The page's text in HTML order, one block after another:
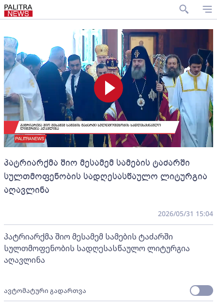
პატრიარქმა შიო მესამემ სამების ტაძარში
სულთმოფენობის სადღესასწაულო ლიტურგია
აღავლინა
2026/05/31 15:04
პატრიარქმა შიო მესამემ სამების ტაძარში
სულთმოფენობის სადღესასწაულო ლიტურგია
აღავლინა
ავტომატური გადართვა